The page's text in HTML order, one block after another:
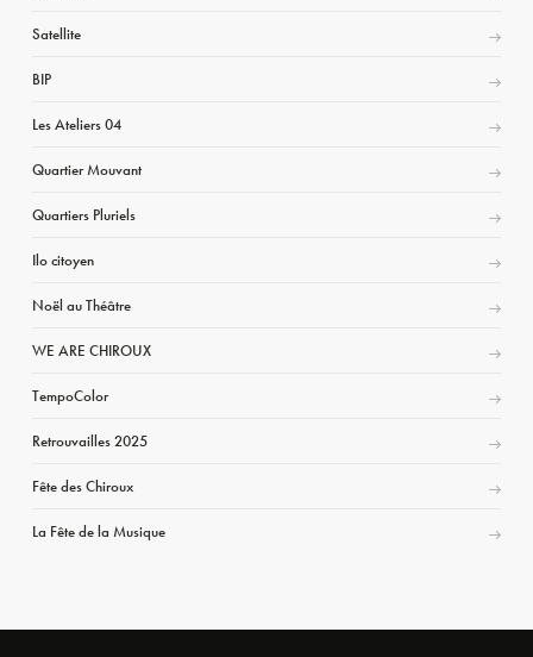
Satellite
BIP
Les Ateliers 04
Quartier Mouvant
Quartiers Pluriels
Ilo citoyen
Noël au Théâtre
WE ARE CHIROUX
TempoColor
Retrouvailles 2025
Fête des Chiroux
La Fête de la Musique